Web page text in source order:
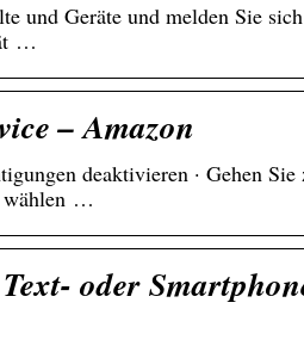
und Geräte und melden Sie
…
– Amazon
deaktivieren · Gehen
wählen …
oder